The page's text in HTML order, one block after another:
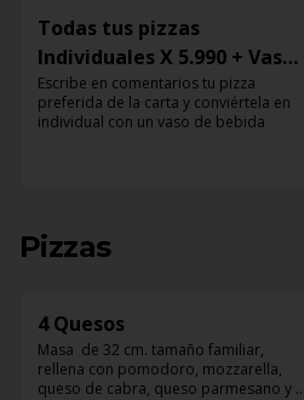
Todas tus pizzas
Individuales X 5.990 + Vaso
de Bebida Grande
Escribe en comentarios tu pizza
preferida de la carta y conviértela en
individual con un vaso de bebida
Pizzas
4 Quesos
Masa  de 32 cm. tamaño familiar,
rellena con pomodoro, mozzarella,
queso de cabra, queso parmesano y